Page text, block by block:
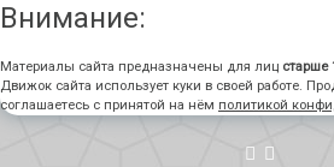
Внимание:
Материалы сайта предназначены для лиц старше
Движок сайта использует куки в своей работе.
соглашаетесь с принятой на нём политикой